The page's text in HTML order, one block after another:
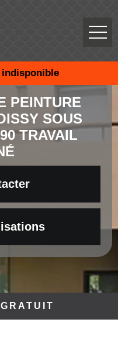
indisponible
PEINTURE
SOUS
TRAVAIL